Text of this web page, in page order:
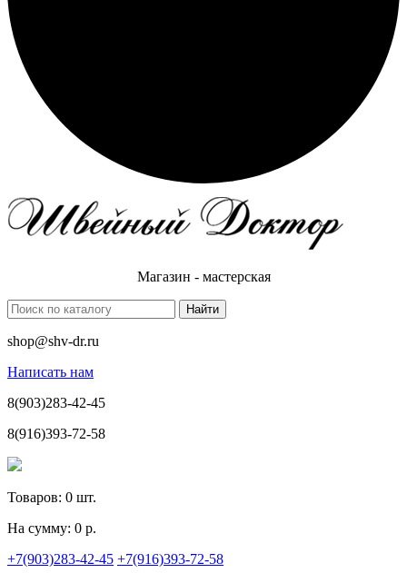
Магазин - мастерская
Найти
shop@shv-dr.ru
Написать нам
8(903)283-42-45
8(916)393-72-58
Товаров: 0 шт.
На сумму: 0 р.
+7(903)283-42-45 +7(916)393-72-58